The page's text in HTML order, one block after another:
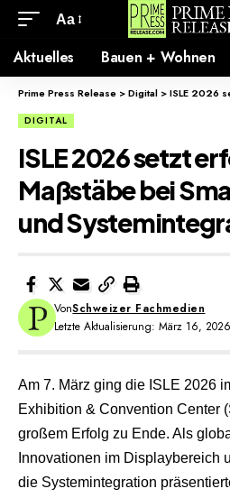
Aa
Aktuelles Bauen + Wohnen
Prime Press Release >Digital >ISLE 2026 setzt
DIGITAL
ISLE 2026 setzt
Maßstäbe bei
und
Letzte Aktualisierung: März 16,
VonSchweizer Fachmedien
Am 7. März ging die ISLE 2026
Exhibition & Convention Center
großem Erfolg zu Ende. Als
Innovationen im Displaybereich
die Systemintegration